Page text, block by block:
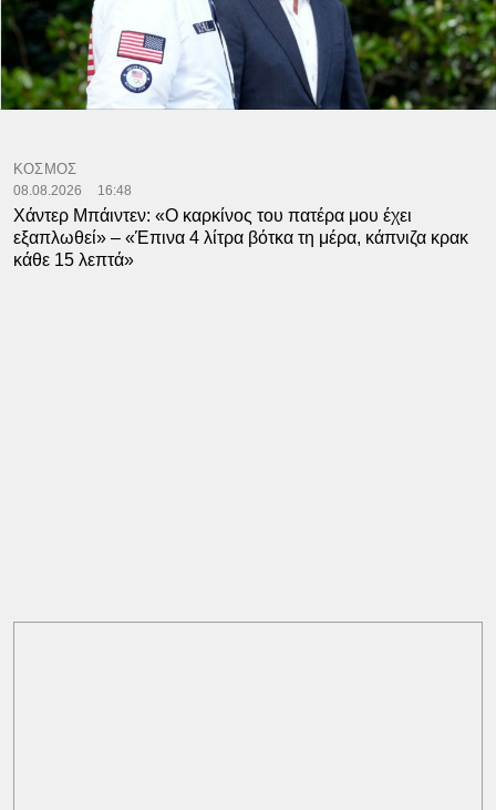
ΚΟΣΜΟΣ
08.08.2026 16:48
Χάντερ Μπάιντεν: «Ο καρκίνος του πατέρα μου έχει
εξαπλωθεί» – «Έπινα 4 λίτρα βότκα τη μέρα, κάπνιζα κρακ
κάθε 15 λεπτά»